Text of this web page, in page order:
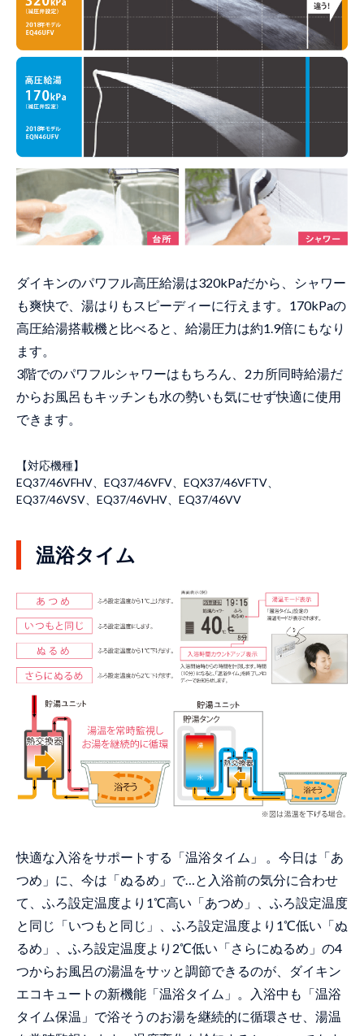
ダイキンのパワフル高圧給湯は320kPaだから、シャワー
も爽快で、湯はりもスピーディーに行えます。170kPaの
高圧給湯搭載機と比べると、給湯圧力は約1.9倍にもなり
ます。
3階でのパワフルシャワーはもちろん、2カ所同時給湯だ
からお風呂もキッチンも水の勢いも気にせず快適に使用
できます。
【対応機種】
EQ37/46VFHV、EQ37/46VFV、EQX37/46VFTV、
EQ37/46VSV、EQ37/46VHV、EQ37/46VV
温浴タイム
快適な入浴をサポートする「温浴タイム」 。今日は「あ
つめ」に、今は「ぬるめ」で…と入浴前の気分に合わせ
て、ふろ設定温度より1℃高い「あつめ」、ふろ設定温度
と同じ「いつもと同じ」、ふろ設定温度より1℃低い「ぬ
るめ」、ふろ設定温度より2℃低い「さらにぬるめ」の4
つからお風呂の湯温をサッと調節できるのが、ダイキン
エコキュートの新機能「温浴タイム」。入浴中も「温浴
タイム保温」で浴そうのお湯を継続的に循環させ、湯温